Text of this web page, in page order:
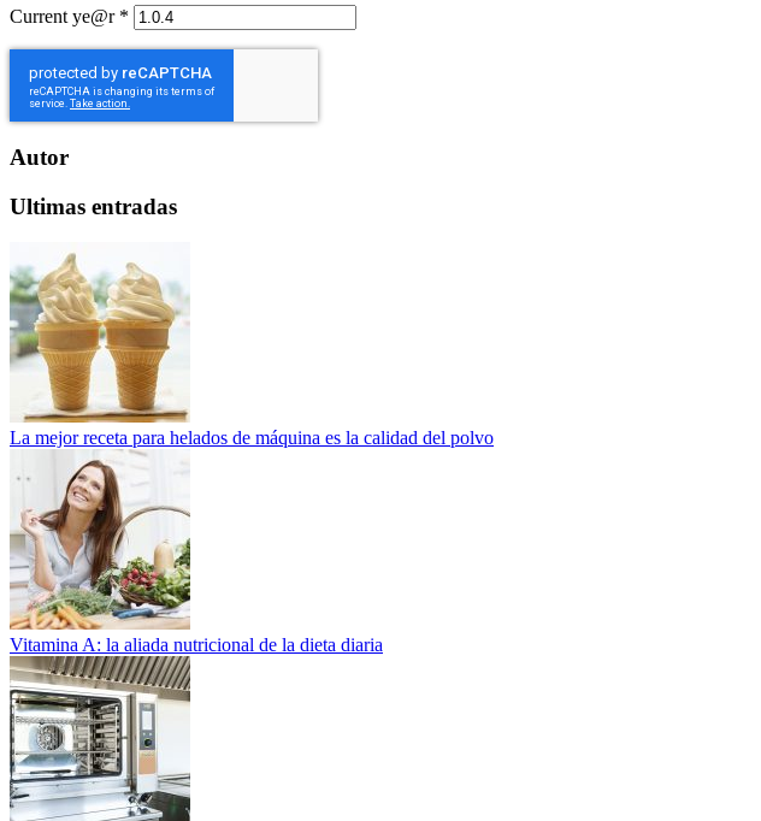
Current ye@r *
Autor
Ultimas entradas
La mejor receta para helados de máquina es la calidad del polvo
Vitamina A: la aliada nutricional de la dieta diaria